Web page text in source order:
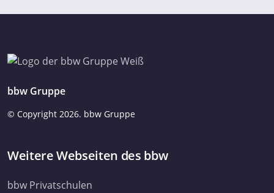
bbw Gruppe
© Copyright 2026. bbw Gruppe
Weitere Webseiten des bbw
bbw Privatschulen